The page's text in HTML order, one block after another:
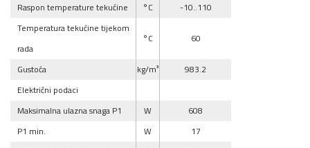
Raspon temperature tekućine
°C
-10..110
Temperatura tekućine tijekom
rada
°C 60
Gustoća kg/m³
983.2
Električni podaci
Maksimalna ulazna snaga P1
W
608
P1 min.
W
17